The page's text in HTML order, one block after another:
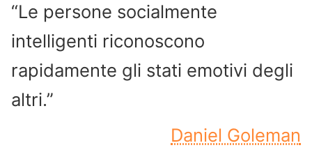
“Le persone socialmente
intelligenti riconoscono
rapidamente gli stati emotivi degli
altri.”
Daniel Goleman